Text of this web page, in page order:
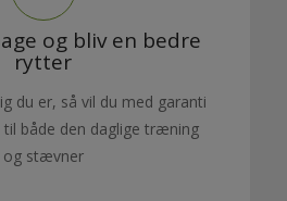
og bliv en bedre
rytter
du er, så vil du med garanti
både den daglige træning
og stævner